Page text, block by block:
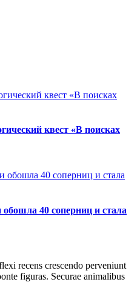
квест «В поисках
40 соперниц и стала
recens crescendo perveniunt
figuras. Securae animalibus